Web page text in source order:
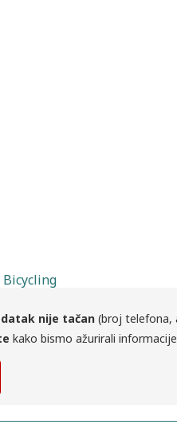
Bicycling
nije tačan (broj telefona,
kako bismo ažurirali